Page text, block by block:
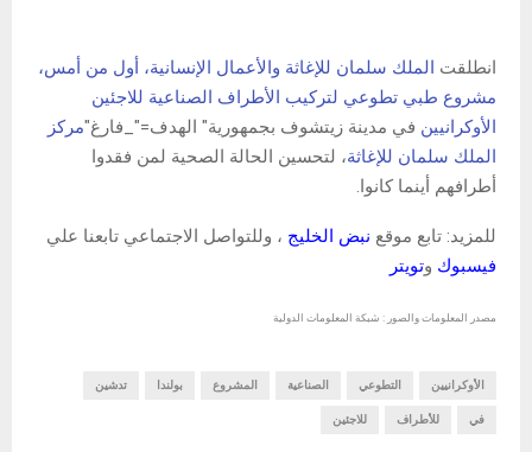
انطلقت الملك سلمان للإغاثة والأعمال الإنسانية، أول من أمس،
مشروع طبي تطوعي لتركيب الأطراف الصناعية للاجئين
الأوكرانيين في مدينة زيتشوف بجمهورية" الهدف="_فارغ"مركز
الملك سلمان للإغاثة، لتحسين الحالة الصحية لمن فقدوا
أطرافهم أينما كانوا.
للمزيد: تابع موقع نبض الخليج ، وللتواصل الاجتماعي تابعنا علي
فيسبوك وتويتر
مصدر المعلومات والصور : شبكة المعلومات الدولية
الأوكرانيين التطوعي الصناعية المشروع بولندا تدشين
في للأطراف للاجئين